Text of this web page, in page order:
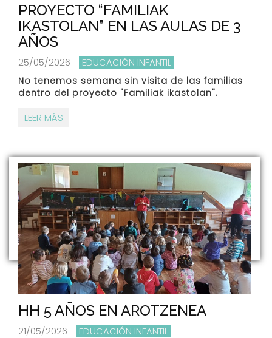
PROYECTO “FAMILIAK
IKASTOLAN” EN LAS AULAS DE 3
AÑOS
25/05/2026 EDUCACIÓN INFANTIL
No tenemos semana sin visita de las familias
dentro del proyecto "Familiak ikastolan".
LEER MÁS
HH 5 AÑOS EN AROTZENEA
21/05/2026 EDUCACIÓN INFANTIL